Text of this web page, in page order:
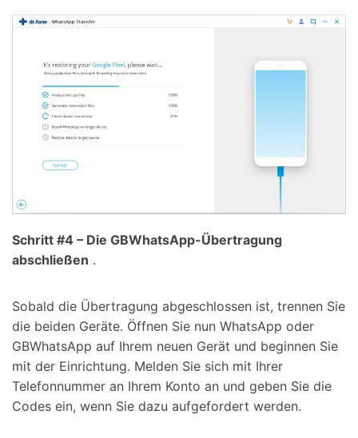
Schritt #4 – Die GBWhatsApp-Übertragung
abschließen .
Sobald die Übertragung abgeschlossen ist, trennen Sie
die beiden Geräte. Öffnen Sie nun WhatsApp oder
GBWhatsApp auf Ihrem neuen Gerät und beginnen Sie
mit der Einrichtung. Melden Sie sich mit Ihrer
Telefonnummer an Ihrem Konto an und geben Sie die
Codes ein, wenn Sie dazu aufgefordert werden.